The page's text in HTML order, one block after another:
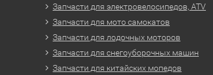
Запчасти для электровелосипедов, ATV
Запчасти для мото самокатов
Запчасти для лодочных моторов
Запчасти для снегоуборочных машин
Запчасти для китайских мопедов